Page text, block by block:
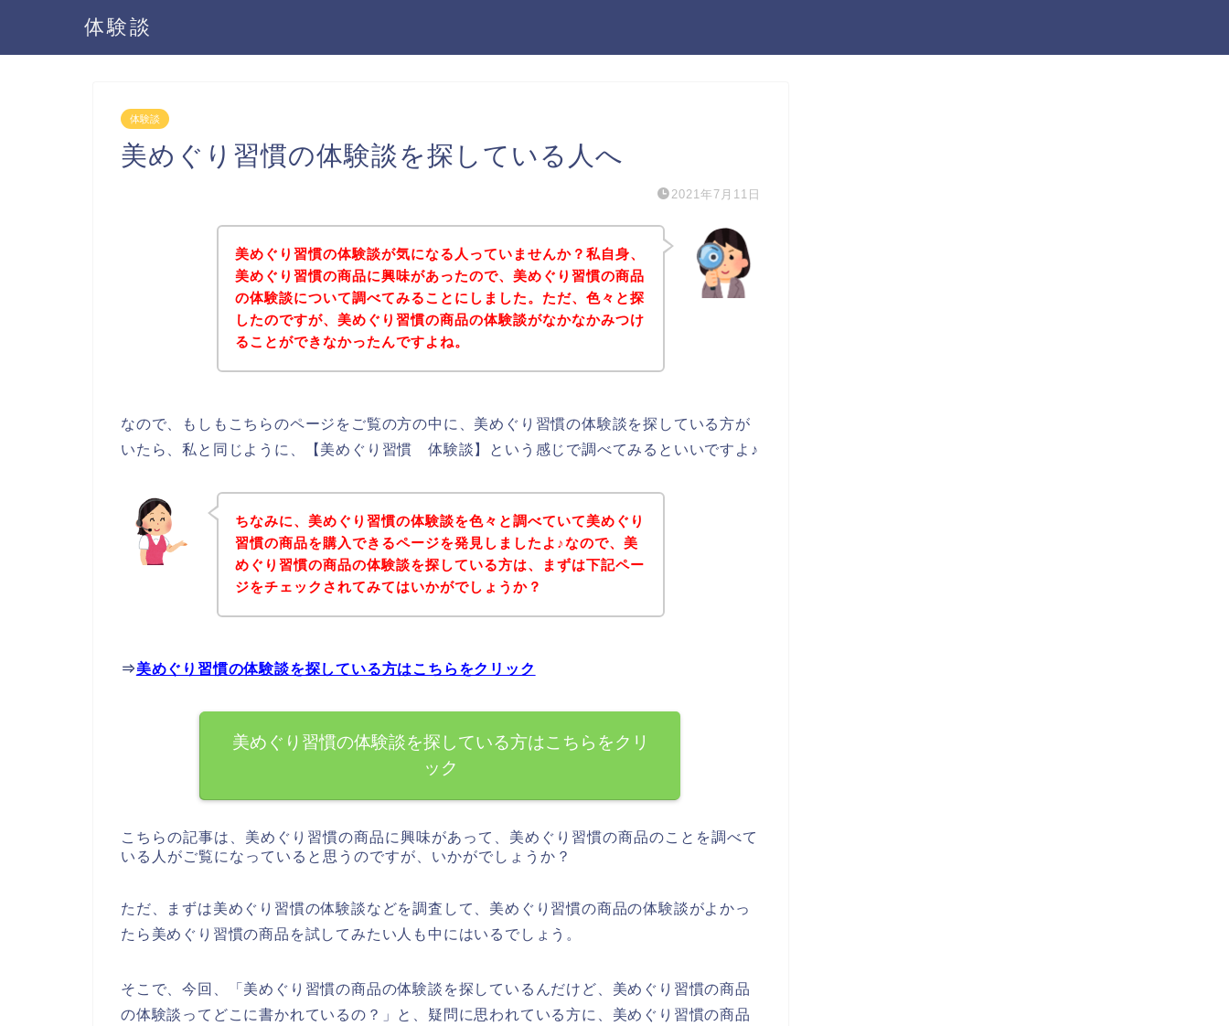
体験談
体験談
美めぐり習慣の体験談を探している人へ
2021年7月11日
美めぐり習慣の体験談が気になる人っていませんか？私自身、
美めぐり習慣の商品に興味があったので、美めぐり習慣の商品
の体験談について調べてみることにしました。ただ、色々と探
したのですが、美めぐり習慣の商品の体験談がなかなかみつけ
ることができなかったんですよね。
なので、もしもこちらのページをご覧の方の中に、美めぐり習慣の体験談を探している方が
いたら、私と同じように、【美めぐり習慣 体験談】という感じで調べてみるといいですよ♪
ちなみに、美めぐり習慣の体験談を色々と調べていて美めぐり
習慣の商品を購入できるページを発見しましたよ♪なので、美
めぐり習慣の商品の体験談を探している方は、まずは下記ペー
ジをチェックされてみてはいかがでしょうか？
⇒美めぐり習慣の体験談を探している方はこちらをクリック
美めぐり習慣の体験談を探している方はこちらをクリ
ック
こちらの記事は、美めぐり習慣の商品に興味があって、美めぐり習慣の商品のことを調べて
いる人がご覧になっていると思うのですが、いかがでしょうか？
ただ、まずは美めぐり習慣の体験談などを調査して、美めぐり習慣の商品の体験談がよかっ
たら美めぐり習慣の商品を試してみたい人も中にはいるでしょう。
そこで、今回、「美めぐり習慣の商品の体験談を探しているんだけど、美めぐり習慣の商品
の体験談ってどこに書かれているの？」と、疑問に思われている方に、美めぐり習慣の商品